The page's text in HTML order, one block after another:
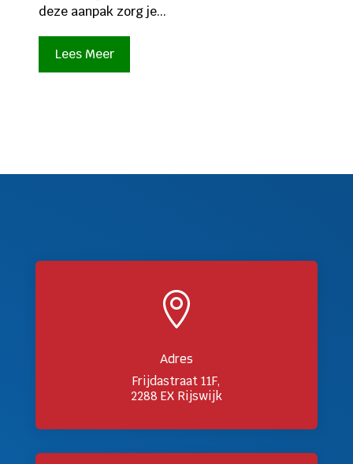
deze aanpak zorg je...
Lees Meer

Adres
Frijdastraat 11F,
2288 EX Rijswijk